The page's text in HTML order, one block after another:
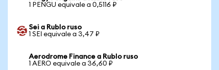
1 PENGU equivale a 0,5116 ₽
Sei a Rublo ruso
1 SEI equivale a 3,47 ₽
Aerodrome Finance a Rublo ruso
1 AERO equivale a 36,60 ₽